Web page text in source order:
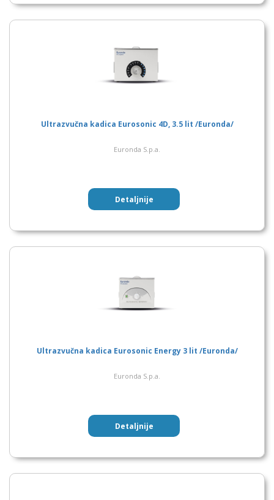
Ultrazvučna kadica Eurosonic 4D, 3.5 lit /Euronda/
Euronda S.p.a.
Detaljnije
Ultrazvučna kadica Eurosonic Energy 3 lit /Euronda/
Euronda S.p.a.
Detaljnije